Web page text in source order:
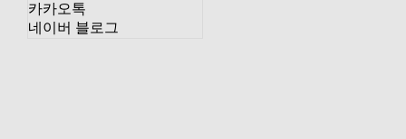
카카오톡
네이버 블로그